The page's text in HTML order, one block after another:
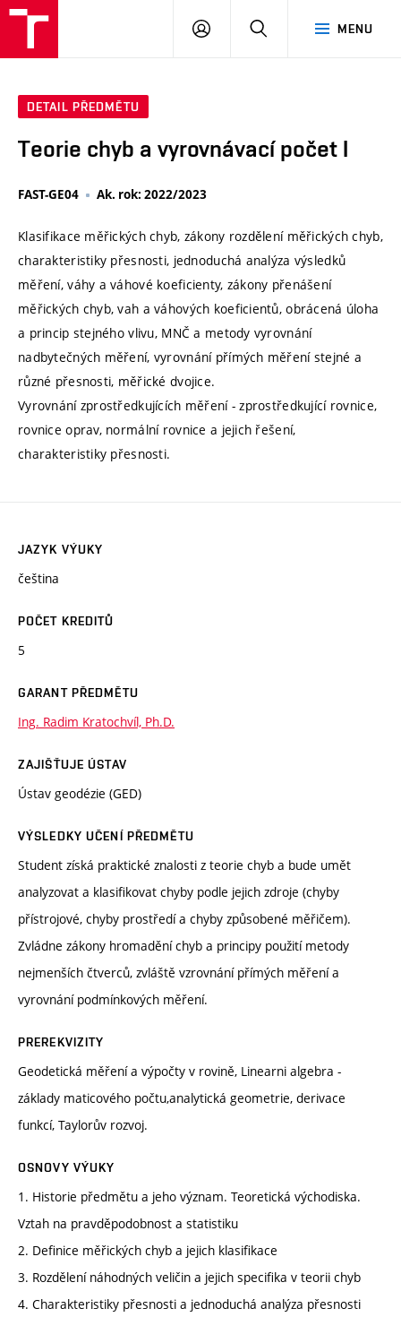
MENU
PŘIHLÁSIT
DETAIL PŘEDMĚTU
Teorie chyb a vyrovnávací počet I
FAST-GE04 Ak. rok: 2022/2023
Klasifikace měřických chyb, zákony rozdělení měřických chyb,
charakteristiky přesnosti, jednoduchá analýza výsledků
měření, váhy a váhové koeficienty, zákony přenášení
měřických chyb, vah a váhových koeficientů, obrácená úloha
a princip stejného vlivu, MNČ a metody vyrovnání
nadbytečných měření, vyrovnání přímých měření stejné a
různé přesnosti, měřické dvojice.
Vyrovnání zprostředkujících měření - zprostředkující rovnice,
rovnice oprav, normální rovnice a jejich řešení,
charakteristiky přesnosti.
JAZYK VÝUKY
čeština
POČET KREDITŮ
5
GARANT PŘEDMĚTU
Ing. Radim Kratochvíl, Ph.D.
ZAJIŠŤUJE ÚSTAV
Ústav geodézie (GED)
VÝSLEDKY UČENÍ PŘEDMĚTU
Student získá praktické znalosti z teorie chyb a bude umět
analyzovat a klasifikovat chyby podle jejich zdroje (chyby
přístrojové, chyby prostředí a chyby způsobené měřičem).
Zvládne zákony hromadění chyb a principy použití metody
nejmenších čtverců, zvláště vzrovnání přímých měření a
vyrovnání podmínkových měření.
PREREKVIZITY
Geodetická měření a výpočty v rovině, Linearni algebra -
základy maticového počtu,analytická geometrie, derivace
funkcí, Taylorův rozvoj.
OSNOVY VÝUKY
1. Historie předmětu a jeho význam. Teoretická východiska.
Vztah na pravděpodobnost a statistiku
2. Definice měřických chyb a jejich klasifikace
3. Rozdělení náhodných veličin a jejich specifika v teorii chyb
4. Charakteristiky přesnosti a jednoduchá analýza přesnosti